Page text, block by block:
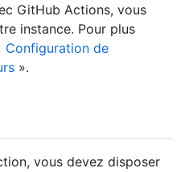
GitHub Actions, vous
instance. Pour plus
Configuration de
».
vous devez disposer